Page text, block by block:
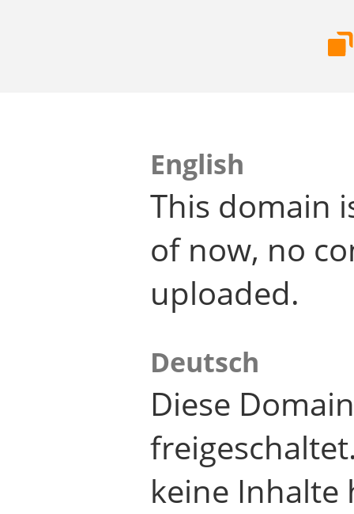
English
This domain
of now, no
uploaded.
Deutsch
Diese
keine Inhalte